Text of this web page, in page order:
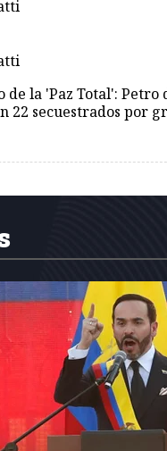
de la 'Paz Total': Petro
22 secuestrados por